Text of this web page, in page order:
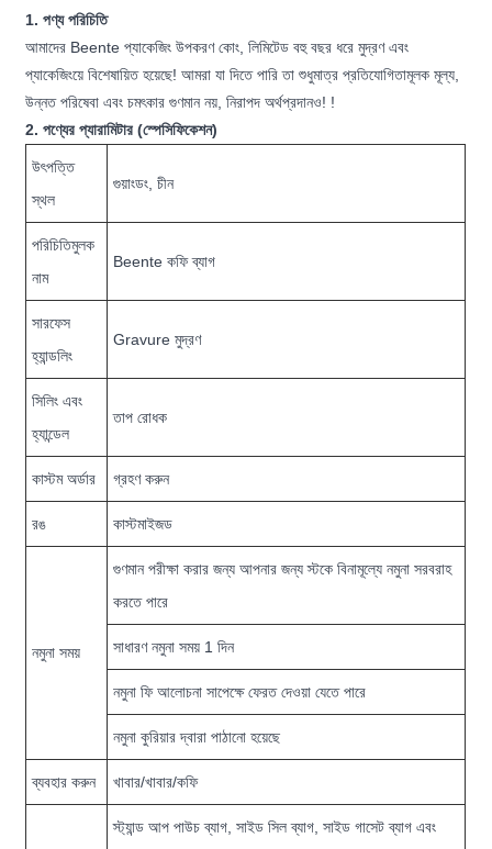
1. পণ্য পরিচিতি
আমাদের Beente প্যাকেজিং উপকরণ কোং, লিমিটেড বহু বছর ধরে মুদ্রণ এবং
প্যাকেজিংয়ে বিশেষায়িত হয়েছে! আমরা যা দিতে পারি তা শুধুমাত্র প্রতিযোগিতামূলক মূল্য,
উন্নত পরিষেবা এবং চমৎকার গুণমান নয়, নিরাপদ অর্থপ্রদানও! !
2. পণ্যের প্যারামিটার (স্পেসিফিকেশন)
উৎপত্তি
স্থল
গুয়াংডং, চীন
পরিচিতিমুলক
নাম
Beente কফি ব্যাগ
সারফেস
হ্যান্ডলিং
Gravure মুদ্রণ
সিলিং এবং
হ্যান্ডেল
তাপ রোধক
কাস্টম অর্ডার গ্রহণ করুন
রঙ কাস্টমাইজড
নমুনা সময়
গুণমান পরীক্ষা করার জন্য আপনার জন্য স্টকে বিনামূল্যে নমুনা সরবরাহ
করতে পারে
সাধারণ নমুনা সময় 1 দিন
নমুনা ফি আলোচনা সাপেক্ষে ফেরত দেওয়া যেতে পারে
নমুনা কুরিয়ার দ্বারা পাঠানো হয়েছে
ব্যবহার করুন খাবার/খাবার/কফি
স্ট্যান্ড আপ পাউচ ব্যাগ, সাইড সিল ব্যাগ, সাইড গাসেট ব্যাগ এবং